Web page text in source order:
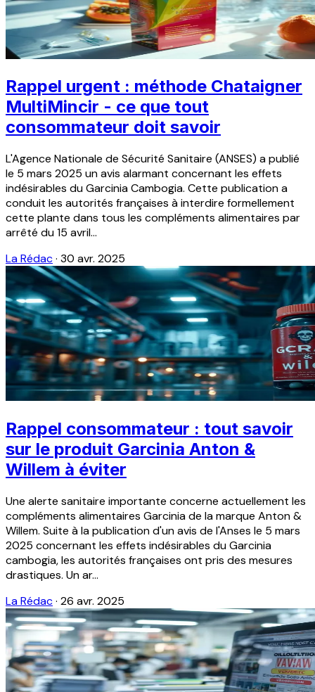
Rappel urgent : méthode Chataigner
MultiMincir - ce que tout
consommateur doit savoir
L'Agence Nationale de Sécurité Sanitaire (ANSES) a publié
le 5 mars 2025 un avis alarmant concernant les effets
indésirables du Garcinia Cambogia. Cette publication a
conduit les autorités françaises à interdire formellement
cette plante dans tous les compléments alimentaires par
arrêté du 15 avril...
La Rédac· 30 avr. 2025
Rappel consommateur : tout savoir
sur le produit Garcinia Anton &
Willem à éviter
Une alerte sanitaire importante concerne actuellement les
compléments alimentaires Garcinia de la marque Anton &
Willem. Suite à la publication d'un avis de l'Anses le 5 mars
2025 concernant les effets indésirables du Garcinia
cambogia, les autorités françaises ont pris des mesures
drastiques. Un ar...
La Rédac· 26 avr. 2025